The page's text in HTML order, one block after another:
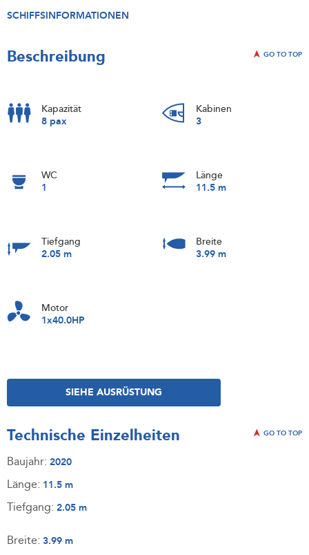
SCHIFFSINFORMATIONEN
Beschreibung GO TO TOP
Kapazität
8 pax
Kabinen
3
WC
1
Länge
11.5 m
Tiefgang
2.05 m
Breite
3.99 m
Motor
1x40.0HP
SIEHE AUSRÜSTUNG
Technische Einzelheiten GO TO TOP
Baujahr: 2020
Länge: 11.5 m
Tiefgang: 2.05 m
Breite: 3.99 m